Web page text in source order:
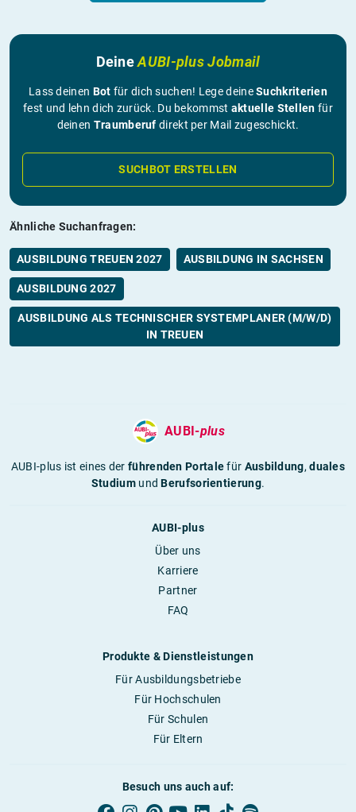
DeineAUBI-plus Jobmail
Lass deinen Bot für dich suchen! Lege deineSuchkriterien
fest und lehn dich zurück. Du bekommst aktuelle Stellen für
deinen Traumberuf direkt per Mail zugeschickt.
SUCHBOT ERSTELLEN
Ähnliche Suchanfragen:
AUSBILDUNG TREUEN 2027 AUSBILDUNG IN SACHSEN
AUSBILDUNG 2027
AUSBILDUNG ALS TECHNISCHER SYSTEMPLANER (M/W/D)
IN TREUEN
AUBI-plus
AUBI-plus ist eines derführenden Portalefür Ausbildung,duales
StudiumundBerufsorientierung.
AUBI-plus
Über uns
Karriere
Partner
FAQ
Produkte & Dienstleistungen
Für Ausbildungsbetriebe
Für Hochschulen
Für Schulen
Für Eltern
Besuch uns auch auf: